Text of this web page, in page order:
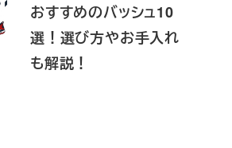
おすすめのバッシュ10
選！選び方やお手入れ
も解説！